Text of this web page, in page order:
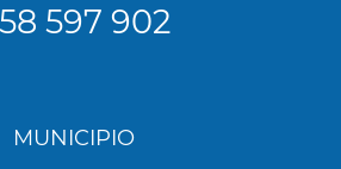
597 902
MUNICIPIO